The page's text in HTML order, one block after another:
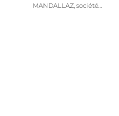
MANDALLAZ, société...